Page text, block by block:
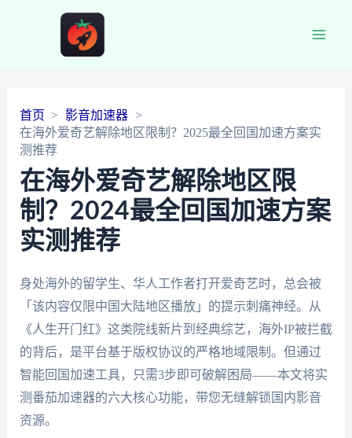
首页
影音加速器
在海外爱奇艺解除地区限制？2025最全回国加速方案实
测推荐
在海外爱奇艺解除地区限
制？2024最全回国加速方案
实测推荐
身处海外的留学生、华人工作者打开爱奇艺时，总会被
「该内容仅限中国大陆地区播放」的提示刺痛神经。从
《人生开门红》这类院线新片到经典综艺，海外IP被拦截
的背后，是平台基于版权协议的严格地域限制。但通过
智能回国加速工具，只需3步即可破解困局——本文将实
测番茄加速器的六大核心功能，带您无缝解锁国内影音
资源。